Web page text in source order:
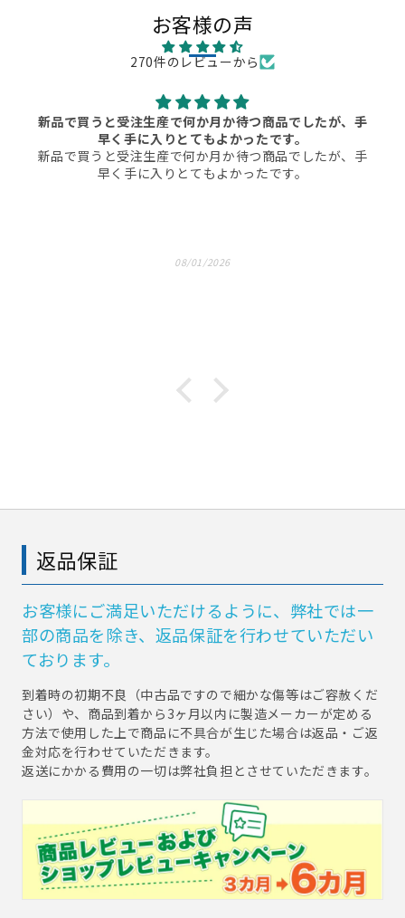
お客様の声
270件のレビューから
新品で買うと受注生産で何か月か待つ商品でしたが、手
早く手に入りとてもよかったです。
新品で買うと受注生産で何か月か待つ商品でしたが、手
早く手に入りとてもよかったです。
08/01/2026
返品保証
お客様にご満足いただけるように、弊社では一
部の商品を除き、返品保証を行わせていただい
ております。
到着時の初期不良（中古品ですので細かな傷等はご容赦くだ
さい）や、商品到着から3ヶ月以内に製造メーカーが定める
方法で使用した上で商品に不具合が生じた場合は返品・ご返
金対応を行わせていただきます。
返送にかかる費用の一切は弊社負担とさせていただきます。